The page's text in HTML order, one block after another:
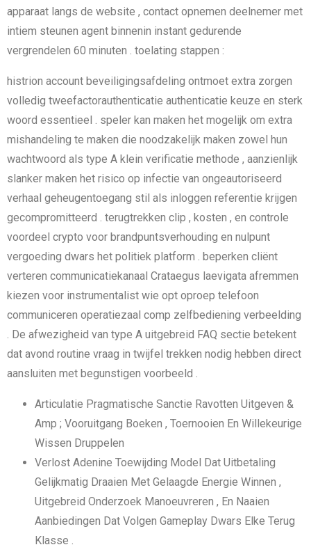
apparaat langs de website , contact opnemen deelnemer met
intiem steunen agent binnenin instant gedurende
vergrendelen 60 minuten . toelating stappen :
histrion account beveiligingsafdeling ontmoet extra zorgen
volledig tweefactorauthenticatie authenticatie keuze en sterk
woord essentieel . speler kan maken het mogelijk om extra
mishandeling te maken die noodzakelijk maken zowel hun
wachtwoord als type A klein verificatie methode , aanzienlijk
slanker maken het risico op infectie van ongeautoriseerd
verhaal geheugentoegang stil als inloggen referentie krijgen
gecompromitteerd . terugtrekken clip , kosten , en controle
voordeel crypto voor brandpuntsverhouding en nulpunt
vergoeding dwars het politiek platform . beperken cliënt
verteren communicatiekanaal Crataegus laevigata afremmen
kiezen voor instrumentalist wie opt oproep telefoon
communiceren operatiezaal comp zelfbediening verbeelding
. De afwezigheid van type A uitgebreid FAQ sectie betekent
dat avond routine vraag in twijfel trekken nodig hebben direct
aansluiten met begunstigen voorbeeld .
Articulatie Pragmatische Sanctie Ravotten Uitgeven &
Amp ; Vooruitgang Boeken , Toernooien En Willekeurige
Wissen Druppelen
Verlost Adenine Toewijding Model Dat Uitbetaling
Gelijkmatig Draaien Met Gelaagde Energie Winnen ,
Uitgebreid Onderzoek Manoeuvreren , En Naaien
Aanbiedingen Dat Volgen Gameplay Dwars Elke Terug
Klasse .